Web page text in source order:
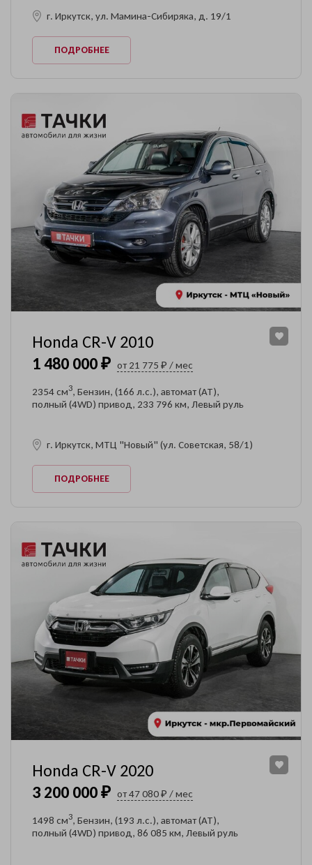
г. Иркутск, ул. Мамина-Сибиряка, д. 19/1
ПОДРОБНЕЕ
1 480 000 ₽ от 21 775 ₽ / мес
Honda CR-V 2010
2354 см3, Бензин, (166 л.с.), автомат (AT),
полный (4WD) привод, 233 796 км, Левый руль
г. Иркутск, МТЦ "Новый" (ул. Советская, 58/1)
ПОДРОБНЕЕ
3 200 000 ₽ от 47 080 ₽ / мес
Honda CR-V 2020
1498 см3, Бензин, (193 л.с.), автомат (AT),
полный (4WD) привод, 86 085 км, Левый руль
Оставить заявку
на продажу автомобиля